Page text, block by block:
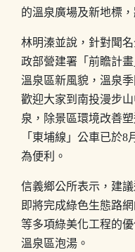
的溫泉廣場及新地標
林明溱並說，針對聞
政部營建署「前瞻計
溫泉區新風貌，溫泉
歡迎大家到南投漫步
泉，除景區環境改善
「東埔線」公車已於
為便利。
信義鄉公所表示，建
即將完成綠色生態路
等多項綠美化工程的
溫泉區泡湯。